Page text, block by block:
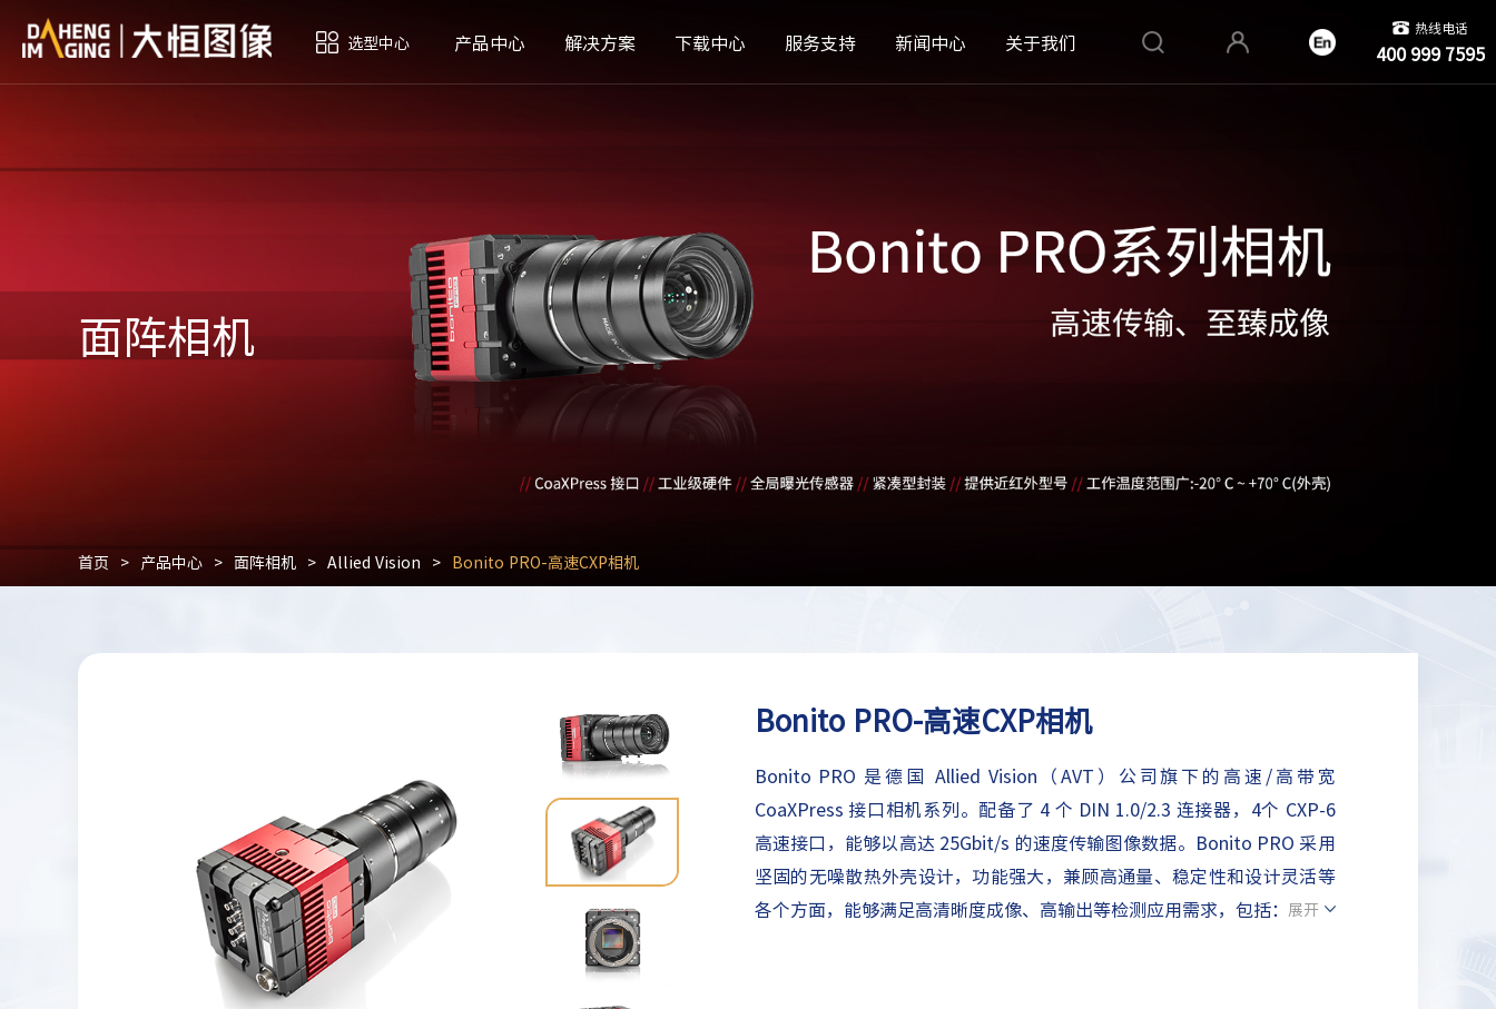
选型中心 产品中心 解决方案 下载中心 服务支持 新闻中心 关于我们
热线电话
400 999 7595
面阵相机
首页 > 产品中心 > 面阵相机 > Allied Vision > Bonito PRO-高速CXP相机
Bonito PRO-高速CXP相机
Bonito PRO 是德国 Allied Vision （AVT） 公司旗下的高速/高带宽
CoaXPress 接口相机系列。配备了 4 个 DIN 1.0/2.3 连接器，4个 CXP-6
高速接口，能够以高达 25Gbit/s 的速度传输图像数据。Bonito PRO 采用
坚固的无噪散热外壳设计，功能强大，兼顾高通量、稳定性和设计灵活等
各个方面，能够满足高清晰度成像、高输出等检测应用需求，包括：PCBA
展开